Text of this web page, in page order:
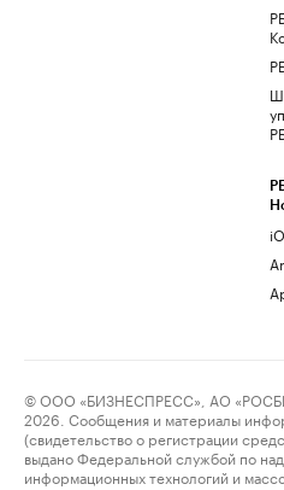
© ООО «БИЗНЕСПРЕСС», АО
2026. Сообщения и материалы
(свидетельство о регистрации
выдано Федеральной службой по
информационных технологий и